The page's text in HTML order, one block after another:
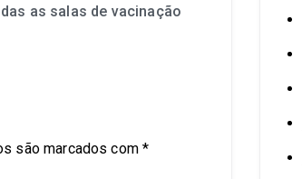
as salas de vacinação
são marcados com*